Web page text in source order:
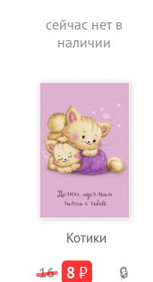
сейчас нет в
наличии
Котики
16 8 ₽ 🔒